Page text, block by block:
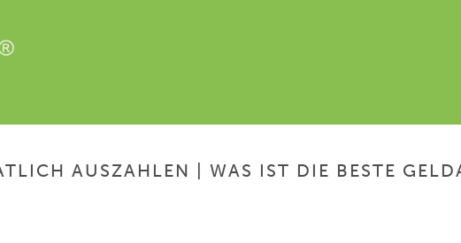
AUSZAHLEN | WAS IST DIE BESTE